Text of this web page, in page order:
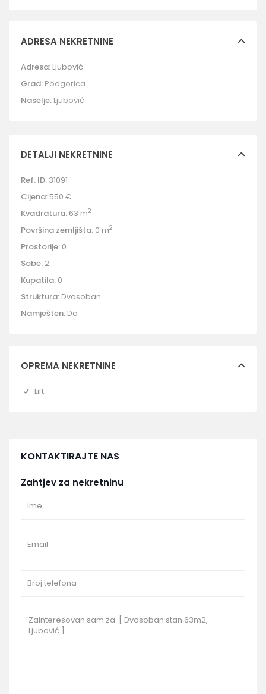
ADRESA NEKRETNINE
Adresa: Ljubović
Grad: Podgorica
Naselje: Ljubović
DETALJI NEKRETNINE
Ref. ID: 31091
Cijena: 550 €
Kvadratura: 63 m2
Površina zemljišta: 0 m2
Prostorije: 0
Sobe: 2
Kupatila: 0
Struktura: Dvosoban
Namješten: Da
OPREMA NEKRETNINE
Lift
KONTAKTIRAJTE NAS
Zahtjev za nekretninu